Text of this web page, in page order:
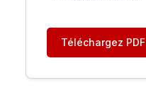
Téléchargez PDF